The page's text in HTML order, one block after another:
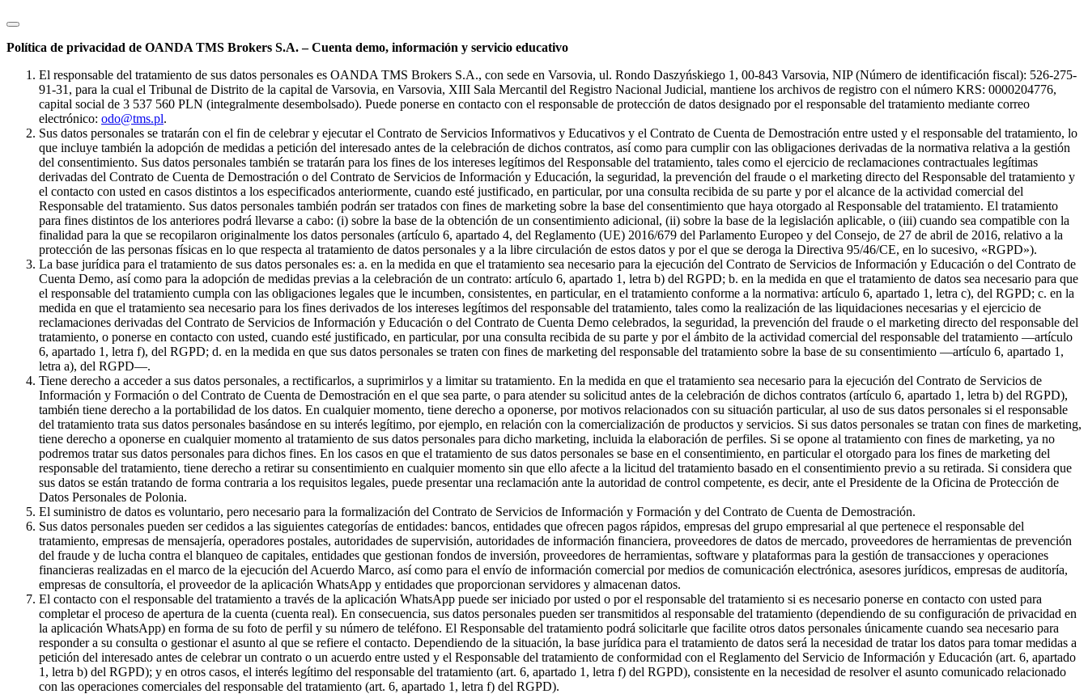
Política de privacidad de OANDA TMS Brokers S.A. – Cuenta demo, información y servicio educativo
El responsable del tratamiento de sus datos personales es OANDA TMS Brokers S.A., con sede en Varsovia, ul. Rondo Daszyńskiego 1, 00-843 Varsovia, NIP (Número de identificación fiscal): 526-275-
91-31, para la cual el Tribunal de Distrito de la capital de Varsovia, en Varsovia, XIII Sala Mercantil del Registro Nacional Judicial, mantiene los archivos de registro con el número KRS: 0000204776,
capital social de 3 537 560 PLN (integralmente desembolsado). Puede ponerse en contacto con el responsable de protección de datos designado por el responsable del tratamiento mediante correo
electrónico: odo@tms.pl.
Sus datos personales se tratarán con el fin de celebrar y ejecutar el Contrato de Servicios Informativos y Educativos y el Contrato de Cuenta de Demostración entre usted y el responsable del tratamiento, lo
que incluye también la adopción de medidas a petición del interesado antes de la celebración de dichos contratos, así como para cumplir con las obligaciones derivadas de la normativa relativa a la gestión
del consentimiento. Sus datos personales también se tratarán para los fines de los intereses legítimos del Responsable del tratamiento, tales como el ejercicio de reclamaciones contractuales legítimas
derivadas del Contrato de Cuenta de Demostración o del Contrato de Servicios de Información y Educación, la seguridad, la prevención del fraude o el marketing directo del Responsable del tratamiento y
el contacto con usted en casos distintos a los especificados anteriormente, cuando esté justificado, en particular, por una consulta recibida de su parte y por el alcance de la actividad comercial del
Responsable del tratamiento. Sus datos personales también podrán ser tratados con fines de marketing sobre la base del consentimiento que haya otorgado al Responsable del tratamiento. El tratamiento
para fines distintos de los anteriores podrá llevarse a cabo: (i) sobre la base de la obtención de un consentimiento adicional, (ii) sobre la base de la legislación aplicable, o (iii) cuando sea compatible con la
finalidad para la que se recopilaron originalmente los datos personales (artículo 6, apartado 4, del Reglamento (UE) 2016/679 del Parlamento Europeo y del Consejo, de 27 de abril de 2016, relativo a la
protección de las personas físicas en lo que respecta al tratamiento de datos personales y a la libre circulación de estos datos y por el que se deroga la Directiva 95/46/CE, en lo sucesivo, «RGPD»).
La base jurídica para el tratamiento de sus datos personales es: a. en la medida en que el tratamiento sea necesario para la ejecución del Contrato de Servicios de Información y Educación o del Contrato de
Cuenta Demo, así como para la adopción de medidas previas a la celebración de un contrato: artículo 6, apartado 1, letra b) del RGPD; b. en la medida en que el tratamiento de datos sea necesario para que
el responsable del tratamiento cumpla con las obligaciones legales que le incumben, consistentes, en particular, en el tratamiento conforme a la normativa: artículo 6, apartado 1, letra c), del RGPD; c. en la
medida en que el tratamiento sea necesario para los fines derivados de los intereses legítimos del responsable del tratamiento, tales como la realización de las liquidaciones necesarias y el ejercicio de
reclamaciones derivadas del Contrato de Servicios de Información y Educación o del Contrato de Cuenta Demo celebrados, la seguridad, la prevención del fraude o el marketing directo del responsable del
tratamiento, o ponerse en contacto con usted, cuando esté justificado, en particular, por una consulta recibida de su parte y por el ámbito de la actividad comercial del responsable del tratamiento —artículo
6, apartado 1, letra f), del RGPD; d. en la medida en que sus datos personales se traten con fines de marketing del responsable del tratamiento sobre la base de su consentimiento —artículo 6, apartado 1,
letra a), del RGPD—.
Tiene derecho a acceder a sus datos personales, a rectificarlos, a suprimirlos y a limitar su tratamiento. En la medida en que el tratamiento sea necesario para la ejecución del Contrato de Servicios de
Información y Formación o del Contrato de Cuenta de Demostración en el que sea parte, o para atender su solicitud antes de la celebración de dichos contratos (artículo 6, apartado 1, letra b) del RGPD),
también tiene derecho a la portabilidad de los datos. En cualquier momento, tiene derecho a oponerse, por motivos relacionados con su situación particular, al uso de sus datos personales si el responsable
del tratamiento trata sus datos personales basándose en su interés legítimo, por ejemplo, en relación con la comercialización de productos y servicios. Si sus datos personales se tratan con fines de marketing,
tiene derecho a oponerse en cualquier momento al tratamiento de sus datos personales para dicho marketing, incluida la elaboración de perfiles. Si se opone al tratamiento con fines de marketing, ya no
podremos tratar sus datos personales para dichos fines. En los casos en que el tratamiento de sus datos personales se base en el consentimiento, en particular el otorgado para los fines de marketing del
responsable del tratamiento, tiene derecho a retirar su consentimiento en cualquier momento sin que ello afecte a la licitud del tratamiento basado en el consentimiento previo a su retirada. Si considera que
sus datos se están tratando de forma contraria a los requisitos legales, puede presentar una reclamación ante la autoridad de control competente, es decir, ante el Presidente de la Oficina de Protección de
Datos Personales de Polonia.
El suministro de datos es voluntario, pero necesario para la formalización del Contrato de Servicios de Información y Formación y del Contrato de Cuenta de Demostración.
Sus datos personales pueden ser cedidos a las siguientes categorías de entidades: bancos, entidades que ofrecen pagos rápidos, empresas del grupo empresarial al que pertenece el responsable del
tratamiento, empresas de mensajería, operadores postales, autoridades de supervisión, autoridades de información financiera, proveedores de datos de mercado, proveedores de herramientas de prevención
del fraude y de lucha contra el blanqueo de capitales, entidades que gestionan fondos de inversión, proveedores de herramientas, software y plataformas para la gestión de transacciones y operaciones
financieras realizadas en el marco de la ejecución del Acuerdo Marco, así como para el envío de información comercial por medios de comunicación electrónica, asesores jurídicos, empresas de auditoría,
empresas de consultoría, el proveedor de la aplicación WhatsApp y entidades que proporcionan servidores y almacenan datos.
El contacto con el responsable del tratamiento a través de la aplicación WhatsApp puede ser iniciado por usted o por el responsable del tratamiento si es necesario ponerse en contacto con usted para
completar el proceso de apertura de la cuenta (cuenta real). En consecuencia, sus datos personales pueden ser transmitidos al responsable del tratamiento (dependiendo de su configuración de privacidad en
la aplicación WhatsApp) en forma de su foto de perfil y su número de teléfono. El Responsable del tratamiento podrá solicitarle que facilite otros datos personales únicamente cuando sea necesario para
responder a su consulta o gestionar el asunto al que se refiere el contacto. Dependiendo de la situación, la base jurídica para el tratamiento de datos será la necesidad de tratar los datos para tomar medidas a
petición del interesado antes de celebrar un contrato o un acuerdo entre usted y el Responsable del tratamiento de conformidad con el Reglamento del Servicio de Información y Educación (art. 6, apartado
1, letra b) del RGPD); y en otros casos, el interés legítimo del responsable del tratamiento (art. 6, apartado 1, letra f) del RGPD), consistente en la necesidad de resolver el asunto comunicado relacionado
con las operaciones comerciales del responsable del tratamiento (art. 6, apartado 1, letra f) del RGPD).